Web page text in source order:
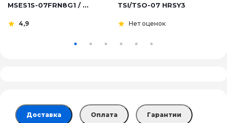
MSES1S-07FRN8G1 / ...
4,9
TSI/TSO-07 HRSY3
Нет оценок
Доставка Оплата Гарантии